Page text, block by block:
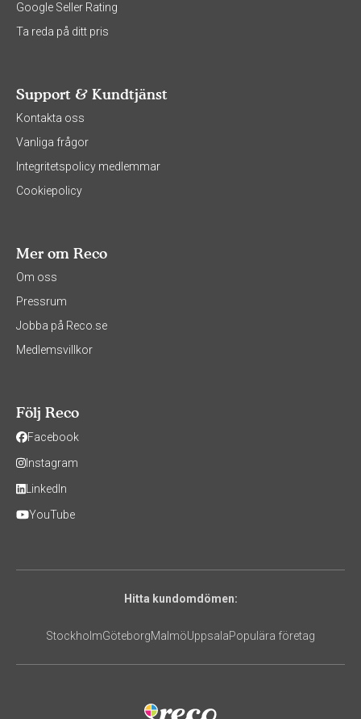
Google Seller Rating
Ta reda på ditt pris
Support & Kundtjänst
Kontakta oss
Vanliga frågor
Integritetspolicy medlemmar
Cookiepolicy
Mer om Reco
Om oss
Pressrum
Jobba på Reco.se
Medlemsvillkor
Följ Reco
Facebook
Instagram
LinkedIn
YouTube
Hitta kundomdömen:
StockholmGöteborgMalmöUppsalaPopulära företag